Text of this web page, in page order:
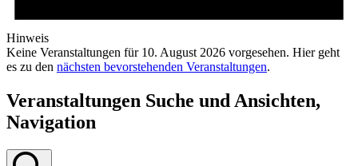
Hinweis
Keine Veranstaltungen für 10. August 2026 vorgesehen. Hier geht
es zu den nächsten bevorstehenden Veranstaltungen.
Veranstaltungen Suche und Ansichten,
Navigation